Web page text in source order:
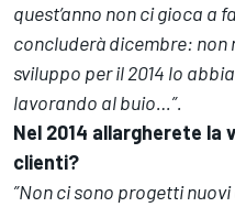
quest’anno non ci gioca a
concluderà dicembre: non
sviluppo per il 2014 lo
lavorando al buio…”.
Nel 2014 allargherete
clienti?
”Non ci sono progetti